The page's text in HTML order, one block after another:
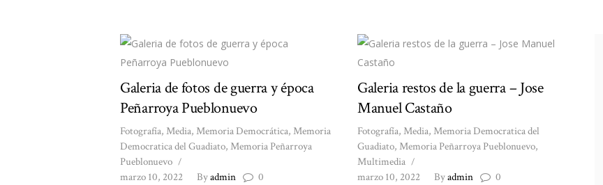
Galeria de fotos de guerra y época
Peñarroya Pueblonuevo
Fotografía, Media, Memoria Democrática, Memoria
Democratica del Guadiato, Memoria Peñarroya
Pueblonuevo
marzo 10, 2022
Byadmin 0
Galeria restos de la guerra – Jose
Manuel Castaño
Fotografía, Media, Memoria Democratica del
Guadiato, Memoria Peñarroya Pueblonuevo,
Multimedia
marzo 10, 2022
Byadmin 0